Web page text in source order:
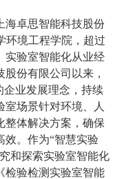
海卓思智能科技股份
环境工程学院，超过
实验室智能化从业经
份有限公司以来，
企业发展理念，持续
场景针对环境、人
整体解决方案，确保
效。作为“智慧实验
和探索实验室智能化
检验检测实验室智能